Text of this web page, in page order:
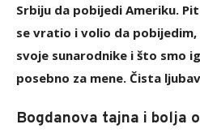
Srbiju da pobijedi Ameriku.
se vratio i volio da
svoje sunarodnike i što smo
posebno za mene. Čista
Bogdanova tajna i bolja